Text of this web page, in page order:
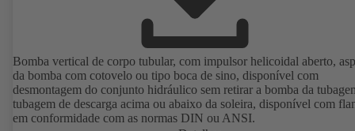
Bomba vertical de corpo tubular, com impulsor helicoidal aberto,
da bomba com cotovelo ou tipo boca de sino, disponível com
desmontagem do conjunto hidráulico sem retirar a bomba da
tubagem de descarga acima ou abaixo da soleira, disponível com
em conformidade com as normas DIN ou ANSI.